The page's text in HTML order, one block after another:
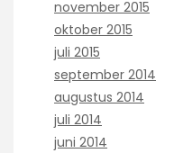
november 2015
oktober 2015
juli 2015
september 2014
augustus 2014
juli 2014
juni 2014